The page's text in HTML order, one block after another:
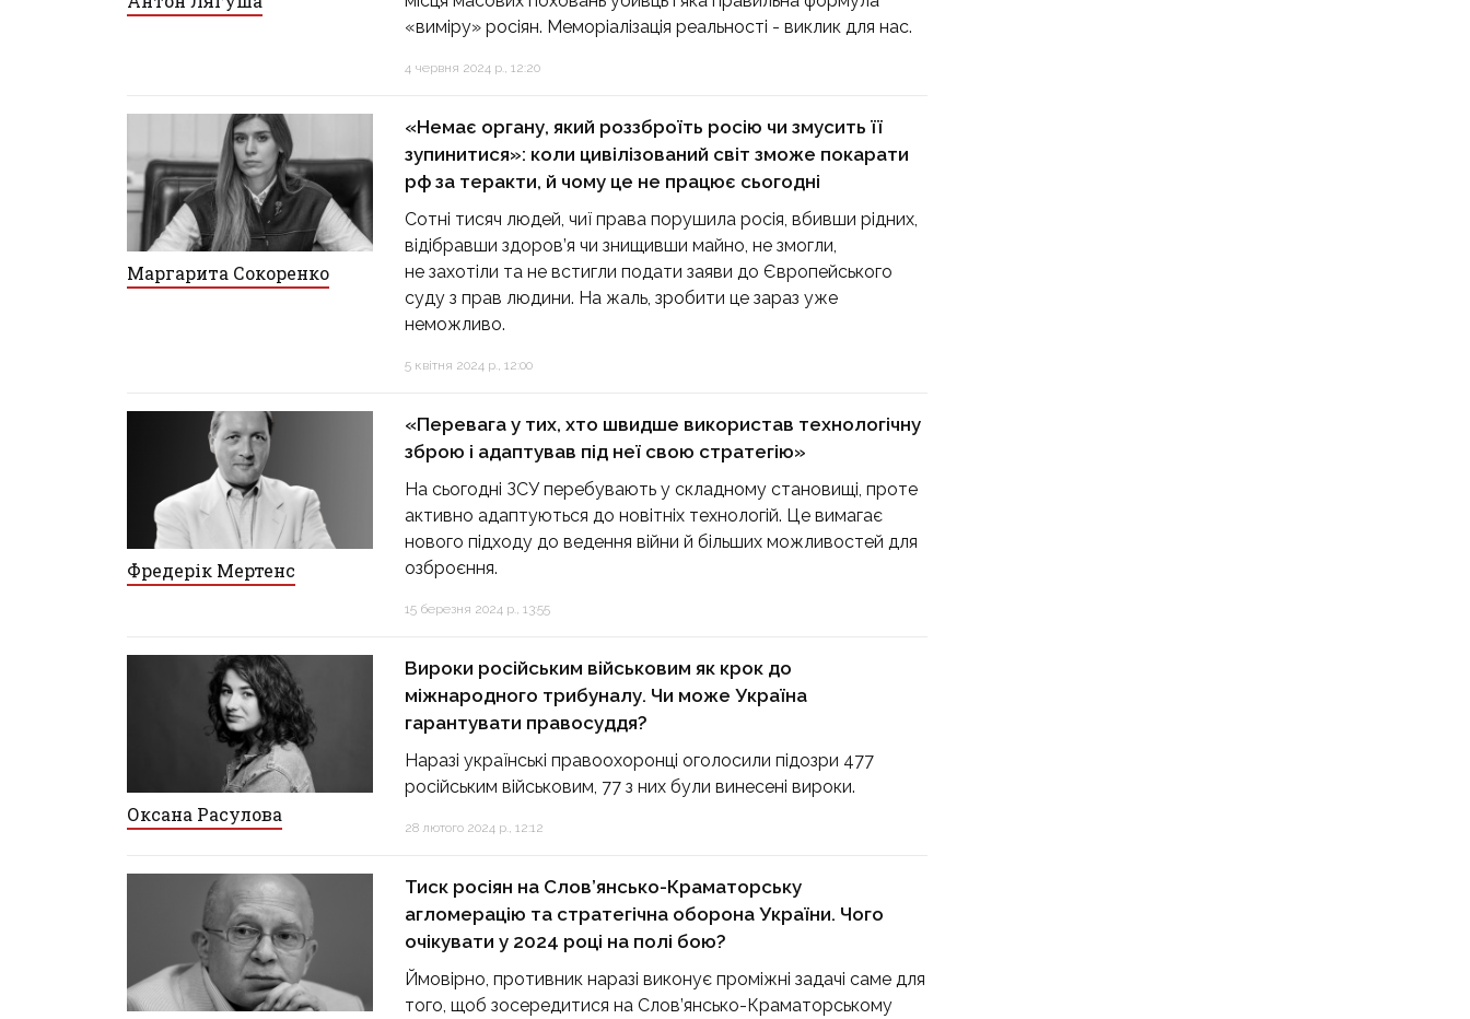
«виміру» росіян. Меморіалізація реальності - виклик для нас.
4 червня 2024 р., 12:20
Маргарита Сокоренко
«Немає органу, який роззброїть росію чи змусить її
зупинитися»: коли цивілізований світ зможе покарати
рф за теракти, й чому це не працює сьогодні
Сотні тисяч людей, чиї права порушила росія, вбивши рідних,
відібравши здоров’я чи знищивши майно, не змогли,
не захотіли та не встигли подати заяви до Європейського
суду з прав людини. На жаль, зробити це зараз уже
неможливо.
5 квітня 2024 р., 12:00
Фредерік Мертенс
«Перевага у тих, хто швидше використав технологічну
зброю і адаптував під неї свою стратегію»
На сьогодні ЗСУ перебувають у складному становищі, проте
активно адаптуються до новітніх технологій. Це вимагає
нового підходу до ведення війни й більших можливостей для
озброєння.
15 березня 2024 р., 13:55
Оксана Расулова
Вироки російським військовим як крок до
міжнародного трибуналу. Чи може Україна
гарантувати правосуддя?
Наразі українські правоохоронці оголосили підозри 477
російським військовим, 77 з них були винесені вироки.
28 лютого 2024 р., 12:12
Тиск росіян на Слов’янсько-Краматорську
агломерацію та стратегічна оборона України. Чого
очікувати у 2024 році на полі бою?
Ймовірно, противник наразі виконує проміжні задачі саме для
того, щоб зосередитися на Слов’янсько-Краматорському